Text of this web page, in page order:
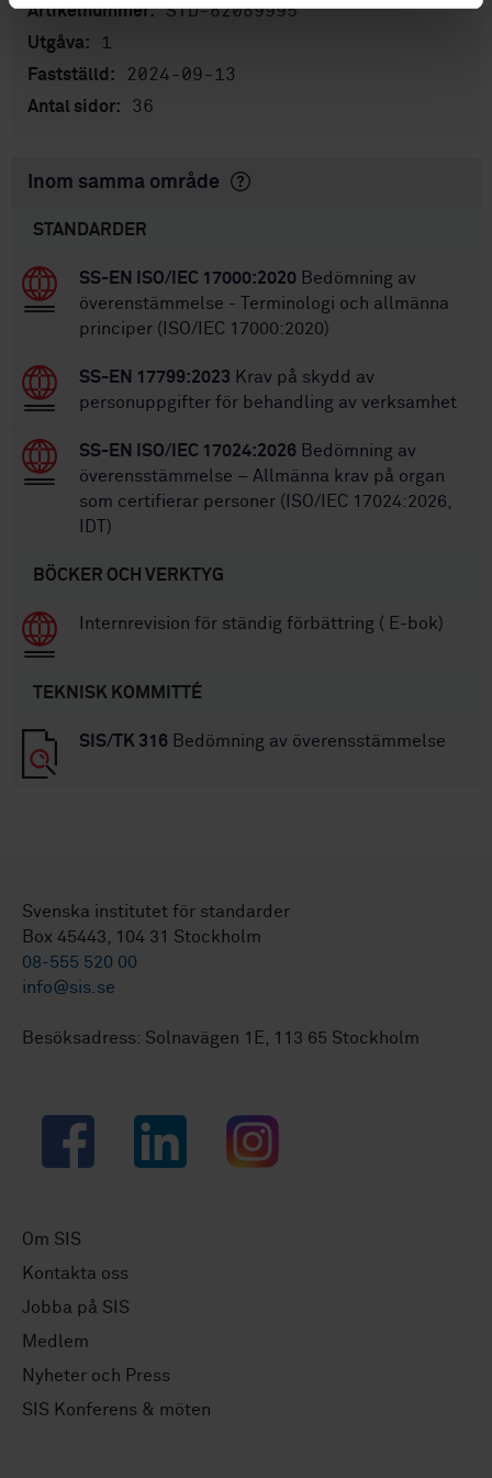
Artikelnummer:STD-82089995
Utgåva: 1
Fastställd: 2024-09-13
Antal sidor: 36
Inom samma område
STANDARDER
SS-EN ISO/IEC 17000:2020 Bedömning av
överenstämmelse - Terminologi och allmänna
principer (ISO/IEC 17000:2020)
SS-EN 17799:2023 Krav på skydd av
personuppgifter för behandling av verksamhet
SS-EN ISO/IEC 17024:2026 Bedömning av
överensstämmelse – Allmänna krav på organ
som certifierar personer (ISO/IEC 17024:2026,
IDT)
BÖCKER OCH VERKTYG
Internrevision för ständig förbättring ( E-bok)
TEKNISK KOMMITTÉ
SIS/TK 316 Bedömning av överensstämmelse
Svenska institutet för standarder
Box 45443, 104 31 Stockholm
08-555 520 00
info@sis.se
Besöksadress: Solnavägen 1E, 113 65 Stockholm
Facebook LinkedIn Instagram
Om SIS
Kontakta oss
Jobba på SIS
Medlem
Nyheter och Press
SIS Konferens & möten